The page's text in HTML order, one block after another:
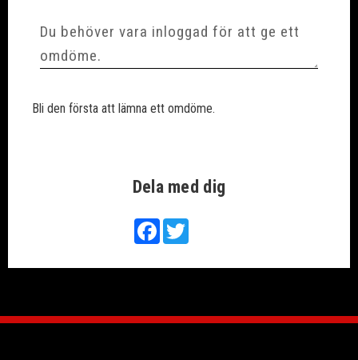
Dela med dig
FacebookTwitter
Bli den första att lämna ett omdöme.